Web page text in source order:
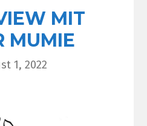
MIT
MUMIE
1, 2022